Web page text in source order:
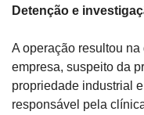
Detenção e
A operação resultou
empresa, suspeito da
propriedade industrial
responsável pela